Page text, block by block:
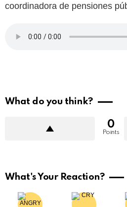
coordinadora de pensiones
What do you think?
0
Points
What's Your Reaction?